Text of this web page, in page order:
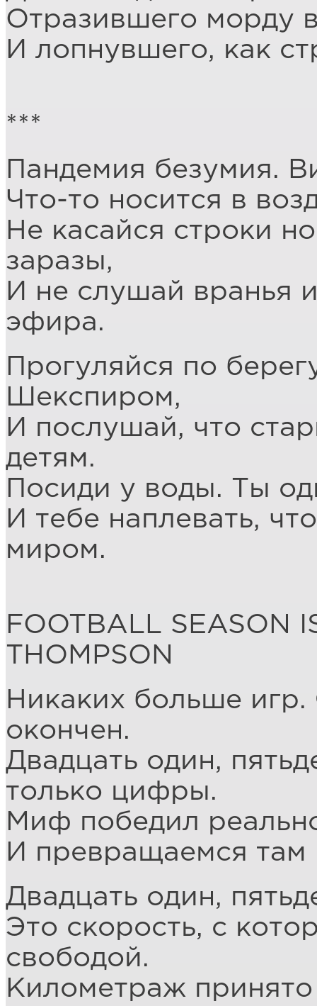
Отразившего морду
И лопнувшего, как
***
Пандемия безумия.
Что-то носится в
Не касайся строки
заразы,
И не слушай вранья
эфира.
Прогуляйся по
Шекспиром,
И послушай, что
детям.
Посиди у воды. Ты
И тебе наплевать,
миром.
FOOTBALL SEASON
THOMPSON
Никаких больше
окончен.
Двадцать один,
только цифры.
Миф победил
И превращаемся там
Двадцать один,
Это скорость, с
свободой.
Километраж